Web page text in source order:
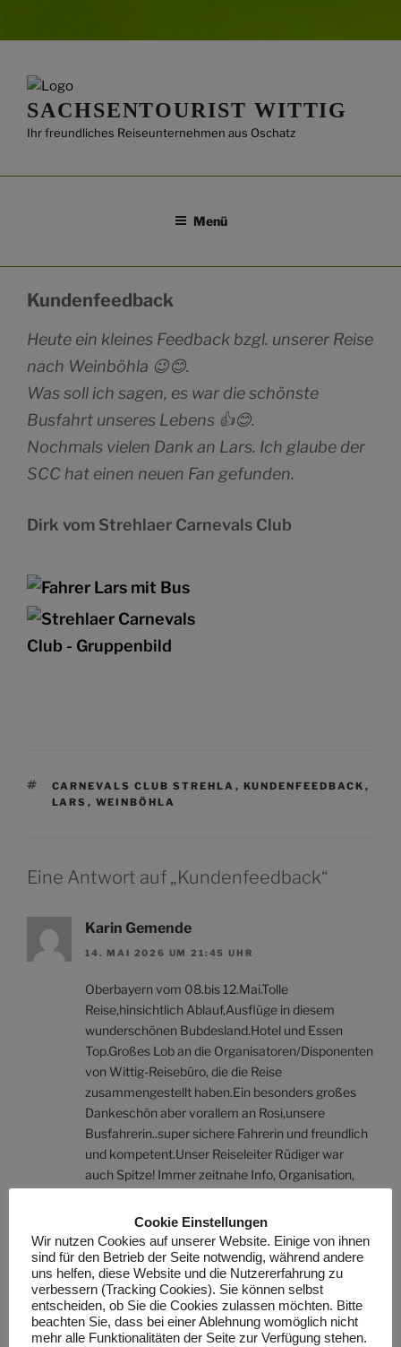
Inhalt
springen
SACHSENTOURIST WITTIG
Ihr freundliches Reiseunternehmen aus Oschatz
Menü
Kundenfeedback
Heute ein kleines Feedback bzgl. unserer Reise
nach Weinböhla 😉😊.
Was soll ich sagen, es war die schönste
Busfahrt unseres Lebens 👍😊.
Nochmals vielen Dank an Lars. Ich glaube der
SCC hat einen neuen Fan gefunden.
Dirk vom Strehlaer Carnevals Club
SCHLAGWÖRTER
CARNEVALS CLUB STREHLA , KUNDENFEEDBACK ,
LARS , WEINBÖHLA
Eine Antwort auf „Kundenfeedback“
Karin Gemende
14. MAI 2026 UM 21:45 UHR
Oberbayern vom 08.bis 12.Mai.Tolle
Reise,hinsichtlich Ablauf,Ausflüge in diesem
wunderschönen Bubdesland.Hotel und Essen
Top.Großes Lob an die Organisatoren/Disponenten
von Wittig-Reisebüro, die die Reise
zusammengestellt haben.Ein besonders großes
Dankeschön aber vorallem an Rosi,unsere
Busfahrerin..super sichere Fahrerin und freundlich
und kompetent.Unser Reiseleiter Rüdiger war
auch Spitze! Immer zeitnahe Info, Organisation,
Ausflügen.Beide haben auch als Team gut
zusammen gearbeitet und damit für eine sehr gute
Atmosphäre gesorgt.Wir fühlten uns jederzeit
sicher und gut betreut.Danke,Danke und gerne
wieder!LG Karin und Annemarie
Antworten
Cookie Einstellungen
Wir nutzen Cookies auf unserer Website. Einige von ihnen
sind für den Betrieb der Seite notwendig, während andere
uns helfen, diese Website und die Nutzererfahrung zu
verbessern (Tracking Cookies). Sie können selbst
entscheiden, ob Sie die Cookies zulassen möchten. Bitte
beachten Sie, dass bei einer Ablehnung womöglich nicht
mehr alle Funktionalitäten der Seite zur Verfügung stehen.